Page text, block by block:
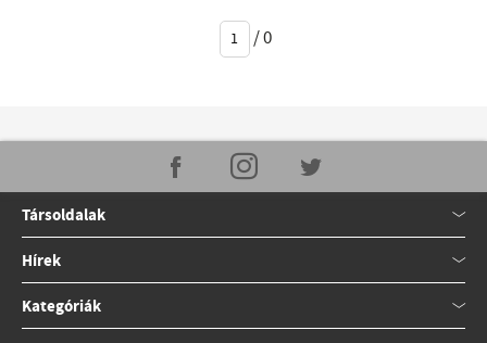
/0
Társoldalak
Hírek
Kategóriák